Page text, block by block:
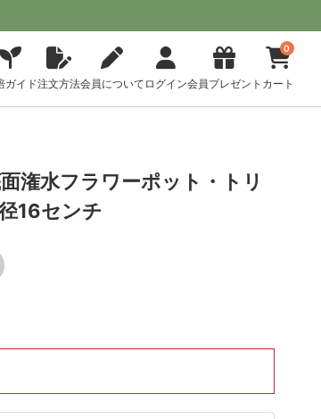
ガイド注文方法会員について ログイン会員プレゼント
0
カート
潅水フラワーポット・トリ
16センチ